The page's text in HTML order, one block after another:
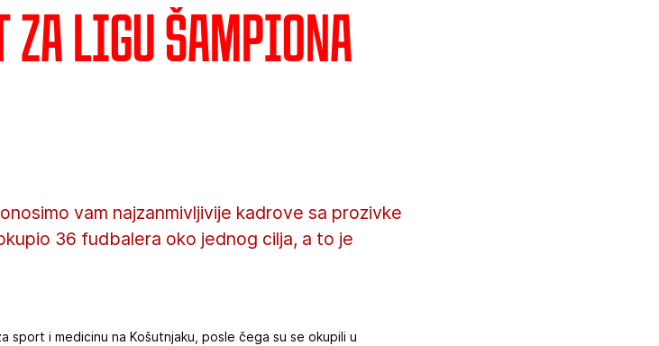
za Ligu šampiona
vam najzanmivljivije kadrove sa prozivke
36 fudbalera oko jednog cilja, a to je
i medicinu na Košutnjaku, posle čega su se okupili u